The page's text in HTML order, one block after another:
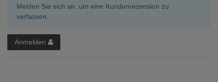
Melden Sie sich an, um eine Kundenrezension zu
verfassen.
Anmelden